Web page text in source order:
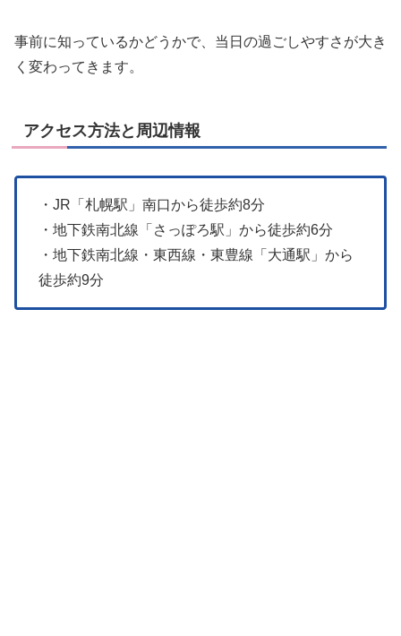
事前に知っているかどうかで、当日の過ごしやすさが大き
く変わってきます。
アクセス方法と周辺情報
・JR「札幌駅」南口から徒歩約8分
・地下鉄南北線「さっぽろ駅」から徒歩約6分
・地下鉄南北線・東西線・東豊線「大通駅」から
徒歩約9分